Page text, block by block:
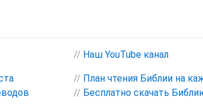
// Наш YouTube канал
// План чтения Библии на
// Бесплатно скачать